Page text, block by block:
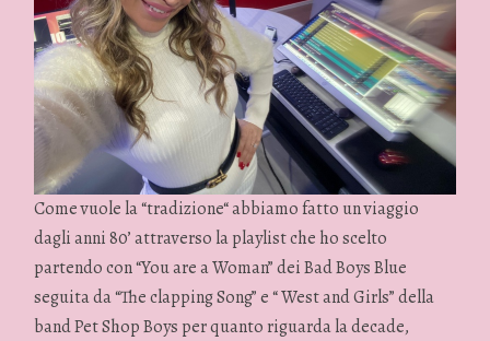
Come vuole la “tradizione“ abbiamo fatto un viaggio
dagli anni 80’ attraverso la playlist che ho scelto
partendo con “You are a Woman” dei Bad Boys Blue
seguita da “The clapping Song” e “ West and Girls” della
band Pet Shop Boys per quanto riguarda la decade,